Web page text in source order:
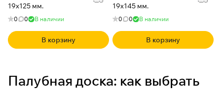
19x125 мм.
0 0 В наличии
В корзину
19x145 мм.
0 0 В наличии
В корзину
Палубная доска: как выбрать